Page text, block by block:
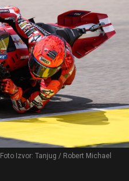
Foto Izvor: Tanjug / Robert Michael